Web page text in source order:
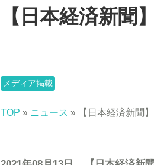
【日本経済新聞
メディア掲載
TOP » ニュース » 【日本経済新聞